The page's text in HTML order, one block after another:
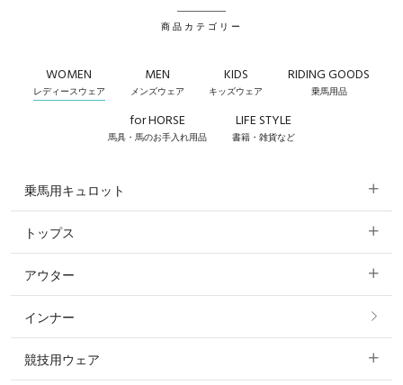
商品カテゴリー
WOMEN
レディースウェア
MEN
メンズウェア
KIDS
キッズウェア
RIDING GOODS
乗馬用品
for HORSE
馬具・馬のお手入れ用品
LIFE STYLE
書籍・雑貨など
乗馬用キュロット
すべてのキュロット
フルグリップ・尻革 キュロット
ニーグリップ・膝革 キュロット
トップス
すべてのトップス
ポロシャツ
カットソー・Tシャツ・タンクトップ
アウター
すべてのアウター
コート
インナー
競技用ウェア